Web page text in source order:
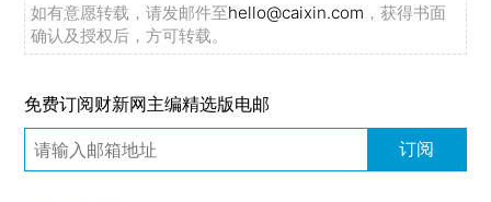
如有意愿转载，请发邮件至hello@caixin.com ，获得书面
确认及授权后，方可转载。
免费订阅财新网主编精选版电邮
订阅